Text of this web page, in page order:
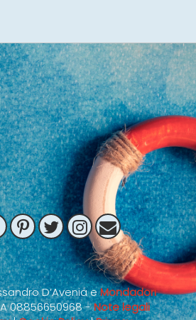
D’Avenia eMondadori
08856650968 -Note legali